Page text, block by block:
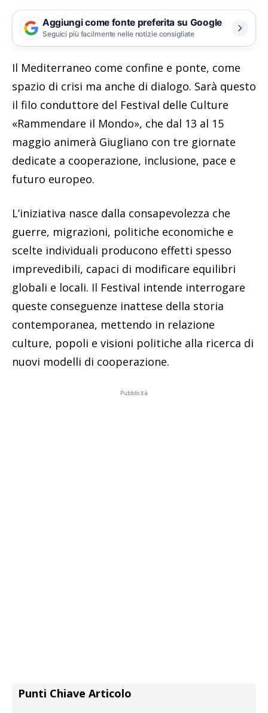
Aggiungi come fonte preferita su Google
Seguici più facilmente nelle notizie consigliate
Il Mediterraneo come confine e ponte, come
spazio di crisi ma anche di dialogo. Sarà questo
il filo conduttore del Festival delle Culture
«Rammendare il Mondo», che dal 13 al 15
maggio animerà Giugliano con tre giornate
dedicate a cooperazione, inclusione, pace e
futuro europeo.
L’iniziativa nasce dalla consapevolezza che
guerre, migrazioni, politiche economiche e
scelte individuali producono effetti spesso
imprevedibili, capaci di modificare equilibri
globali e locali. Il Festival intende interrogare
queste conseguenze inattese della storia
contemporanea, mettendo in relazione
culture, popoli e visioni politiche alla ricerca di
nuovi modelli di cooperazione.
Pubblicità
Punti Chiave Articolo